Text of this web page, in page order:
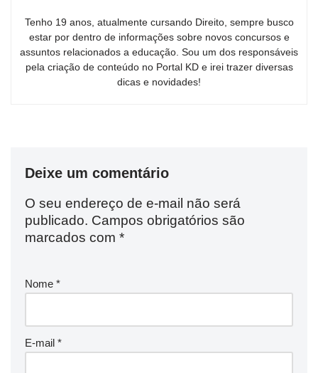
Tenho 19 anos, atualmente cursando Direito, sempre busco
estar por dentro de informações sobre novos concursos e
assuntos relacionados a educação. Sou um dos responsáveis
pela criação de conteúdo no Portal KD e irei trazer diversas
dicas e novidades!
Deixe um comentário
O seu endereço de e-mail não será
publicado. Campos obrigatórios são
marcados com *
Nome *
E-mail *